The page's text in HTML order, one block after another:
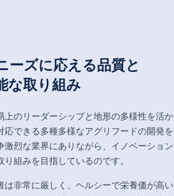
ーズに応える品質と
な取り組み
上のリーダーシップと地形の多様性を活
応できる多種多様なアグリフードの開発
激烈な業界にありながら、イノベーショ
り組みを目指しているのです。
は非常に厳しく、ヘルシーで栄養価が高